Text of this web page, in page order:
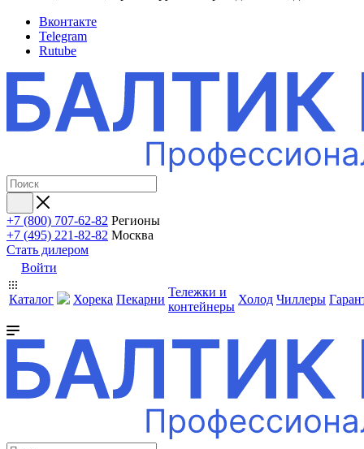
Вконтакте
Telegram
Rutube
+7 (800) 707-62-82 Регионы
+7 (495) 221-82-82 Москва
Стать дилером
Войти
Каталог Хорека Пекарни
Тележки и
контейнеры
Холод Чиллеры